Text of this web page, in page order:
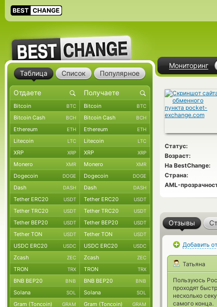
Мониторинг
Статус:
Возраст:
На BestChange:
Страна:
AML-
Отзывы
Добавить
Татьяна
Пользуюсь
проходят
несколько
самого конца.
Таблица Список Популярное
Bitcoin BTC Bitcoin BTC
Bitcoin Cash BCH Bitcoin Cash BCH
Ethereum ETH Ethereum ETH
Litecoin LTC Litecoin LTC
XRP XRP XRP XRP
Monero XMR Monero XMR
Dogecoin DOGE Dogecoin DOGE
Dash DASH Dash DASH
Tether ERC20 USDT Tether ERC20 USDT
Tether TRC20 USDT Tether TRC20 USDT
Tether BEP20 USDT Tether BEP20 USDT
Tether TON USDT Tether TON USDT
USDC ERC20 USDC USDC ERC20 USDC
Zcash ZEC Zcash ZEC
TRON TRX TRON TRX
BNB BEP20 BNB BNB BEP20 BNB
Solana SOL Solana SOL
Gram (Toncoin) GRAM Gram (Toncoin) GRAM